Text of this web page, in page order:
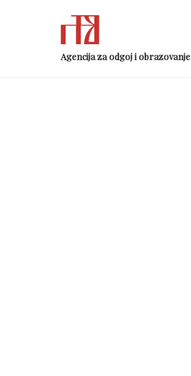
Agencija za odgoj i obrazovanje